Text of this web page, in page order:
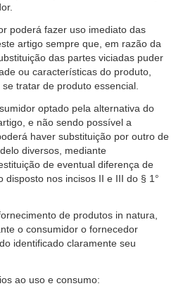
poderá fazer uso imediato das
artigo sempre que, em razão da
das partes viciadas puder
ou características do produto,
tratar de produto essencial.
optado pela alternativa do
e não sendo possível a
haver substituição por outro de
diversos, mediante
de eventual diferença de
disposto nos incisos II e III do § 1°
de produtos in natura,
o consumidor o fornecedor
identificado claramente seu
ao uso e consumo: